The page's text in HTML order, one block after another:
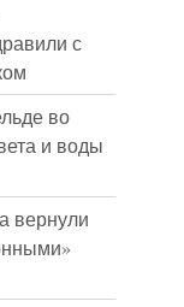
с
во
и воды
вернули